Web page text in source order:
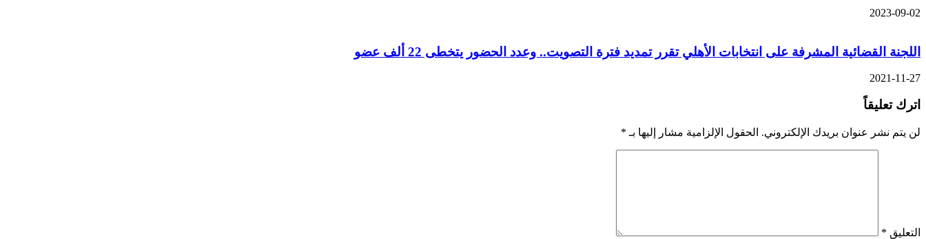
2023-09-02
اللجنة القضائية المشرفة على انتخابات الأهلي تقرر تمديد فترة التصويت.. وعدد الحضور يتخطى 22 ألف عضو
2021-11-27
اترك تعليقاً
لن يتم نشر عنوان بريدك الإلكتروني. الحقول الإلزامية مشار إليها بـ *
التعليق *